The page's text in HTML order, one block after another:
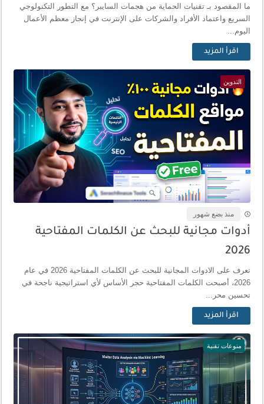
ما المقصود بـ تقنيات الحماية من هجمات السايبر؟ مع التطور التكنولوجي
السريع واعتماد الأفراد والشركات على الإنترنت في إنجاز معظم الأعمال
اليوم...
اقرأ المزيد
التدوين
منذ بضع شهور
أدوات مجانية للبحث عن الكلمات المفتاحية
2026
تعرف على الادوات المجانية للبحث عن الكلمات المفتاحية 2026 في عام
2026، أصبحت الكلمات المفتاحية حجر الأساس لأي استراتيجية ناجحة في
تحسين محر...
اقرأ المزيد
منوعات تقنية